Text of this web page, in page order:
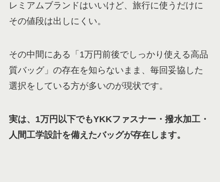
レミアムブランドはいいけど、旅行に使うだけに
その値段は出しにくい。
その中間にある「1万円前後でしっかり使える高品
質バッグ」の存在を知らないまま、毎回妥協した
選択をしている方が多いのが現状です。
実は、1万円以下でもYKKファスナー・撥水加工・
人間工学設計を備えたバッグが存在します。